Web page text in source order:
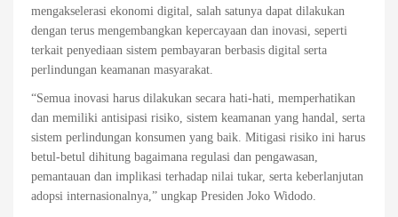
mengakselerasi ekonomi digital, salah satunya dapat dilakukan
dengan terus mengembangkan kepercayaan dan inovasi, seperti
terkait penyediaan sistem pembayaran berbasis digital serta
perlindungan keamanan masyarakat.
“Semua inovasi harus dilakukan secara hati-hati, memperhatikan
dan memiliki antisipasi risiko, sistem keamanan yang handal, serta
sistem perlindungan konsumen yang baik. Mitigasi risiko ini harus
betul-betul dihitung bagaimana regulasi dan pengawasan,
pemantauan dan implikasi terhadap nilai tukar, serta keberlanjutan
adopsi internasionalnya,” ungkap Presiden Joko Widodo.